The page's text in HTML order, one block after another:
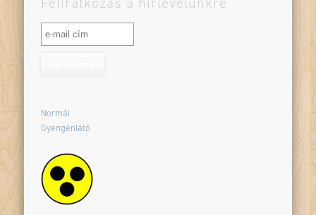
Feliratkozás a hírlevelünkre
Normál
Gyengénlátó